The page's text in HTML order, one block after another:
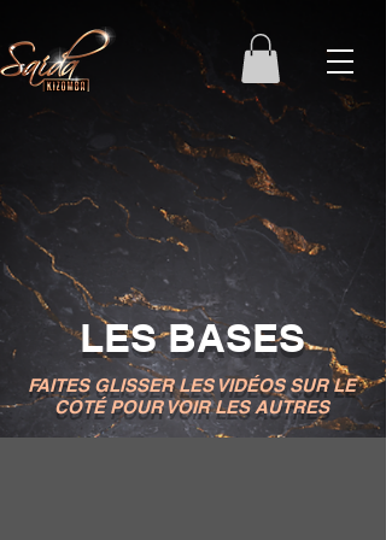
LES BASES
FAITES GLISSER LES VIDÉOS SUR LE
COTÉ POUR VOIR LES AUTRES